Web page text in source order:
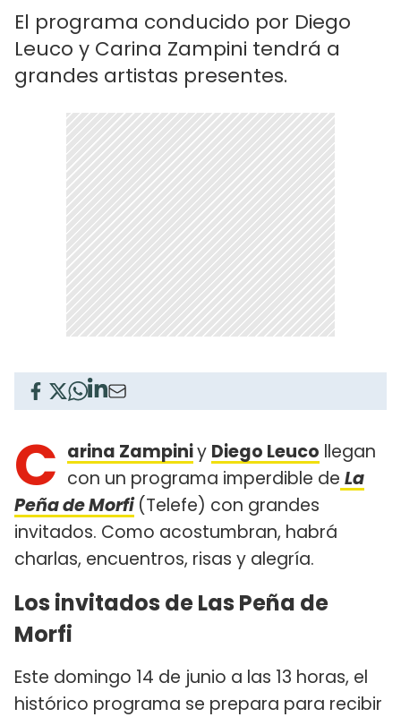
El programa conducido por Diego
Leuco y Carina Zampini tendrá a
grandes artistas presentes.
C arina Zampiniy Diego Leuco llegan
con un programa imperdible de La
Peña de Morfi (Telefe) con grandes
invitados. Como acostumbran, habrá
charlas, encuentros, risas y alegría.
Los invitados de Las Peña de
Morfi
Este domingo 14 de junio a las 13 horas, el
histórico programa se prepara para recibir